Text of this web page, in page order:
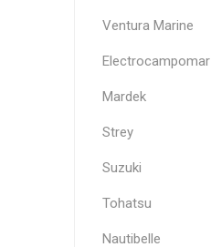
Ventura Marine
Electrocampomar
Mardek
Strey
Suzuki
Tohatsu
Nautibelle